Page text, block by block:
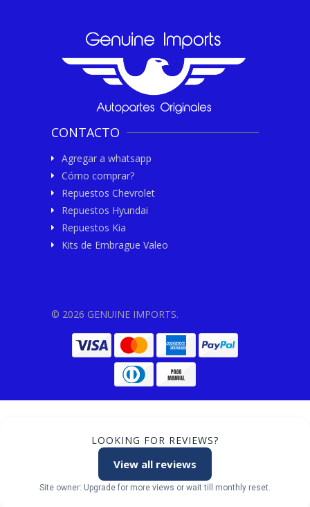
CONTACTO
Agregar a whatsapp
Cómo comprar?
Repuestos Chevrolet
Repuestos Hyundai
Repuestos Kia
Kits de Embrague Valeo
© 2026 GENUINE IMPORTS.
LOOKING FOR REVIEWS?
View all reviews
Site owner: Upgrade for more views or wait till monthly reset.